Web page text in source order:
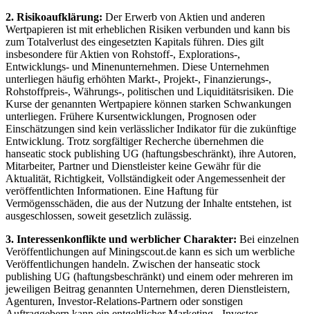
2. Risikoaufklärung: Der Erwerb von Aktien und anderen
Wertpapieren ist mit erheblichen Risiken verbunden und kann bis
zum Totalverlust des eingesetzten Kapitals führen. Dies gilt
insbesondere für Aktien von Rohstoff-, Explorations-,
Entwicklungs- und Minenunternehmen. Diese Unternehmen
unterliegen häufig erhöhten Markt-, Projekt-, Finanzierungs-,
Rohstoffpreis-, Währungs-, politischen und Liquiditätsrisiken. Die
Kurse der genannten Wertpapiere können starken Schwankungen
unterliegen. Frühere Kursentwicklungen, Prognosen oder
Einschätzungen sind kein verlässlicher Indikator für die zukünftige
Entwicklung. Trotz sorgfältiger Recherche übernehmen die
hanseatic stock publishing UG (haftungsbeschränkt), ihre Autoren,
Mitarbeiter, Partner und Dienstleister keine Gewähr für die
Aktualität, Richtigkeit, Vollständigkeit oder Angemessenheit der
veröffentlichten Informationen. Eine Haftung für
Vermögensschäden, die aus der Nutzung der Inhalte entstehen, ist
ausgeschlossen, soweit gesetzlich zulässig.
3. Interessenkonflikte und werblicher Charakter: Bei einzelnen
Veröffentlichungen auf Miningscout.de kann es sich um werbliche
Veröffentlichungen handeln. Zwischen der hanseatic stock
publishing UG (haftungsbeschränkt) und einem oder mehreren im
jeweiligen Beitrag genannten Unternehmen, deren Dienstleistern,
Agenturen, Investor-Relations-Partnern oder sonstigen